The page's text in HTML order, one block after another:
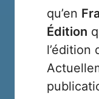
qu’en
Édition
l’édition